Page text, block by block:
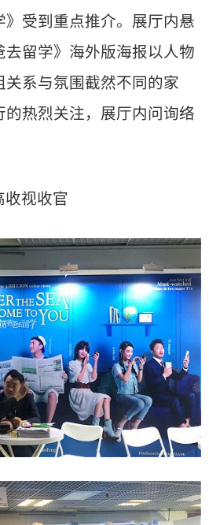
》受到重点推介。展厅内悬
去留学》海外版海报以人物
系与氛围截然不同的家
的热烈关注，展厅内问询络
收视收官